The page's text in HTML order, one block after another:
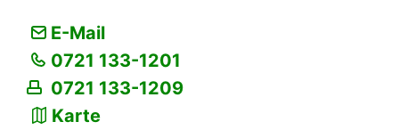
E-Mail
0721 133-1201
0721 133-1209
Karte